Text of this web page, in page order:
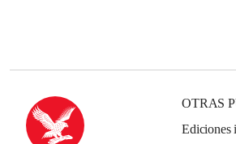
OTRAS
Ediciones